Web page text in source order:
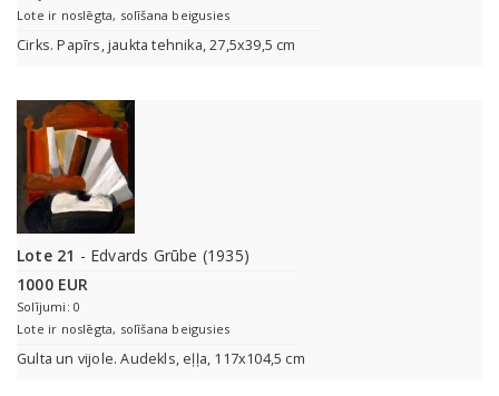
Lote ir noslēgta, solīšana beigusies
Cirks. Papīrs, jaukta tehnika, 27,5x39,5 cm
Lote 21 - Edvards Grūbe (1935)
1000 EUR
Solījumi: 0
Lote ir noslēgta, solīšana beigusies
Gulta un vijole. Audekls, eļļa, 117x104,5 cm